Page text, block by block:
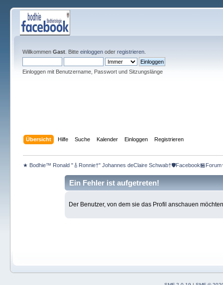
Willkommen Gast. Bitte einloggenoder registrieren.
Einloggen mit Benutzername, Passwort und Sitzungslänge
Übersicht Hilfe Suche Kalender Einloggen Registrieren
★ Bodhie™ Ronald "🎸Ronnie†" Johannes deClaire
Ein Fehler ist aufgetreten!
Der Benutzer, von dem sie das Profil anschauen